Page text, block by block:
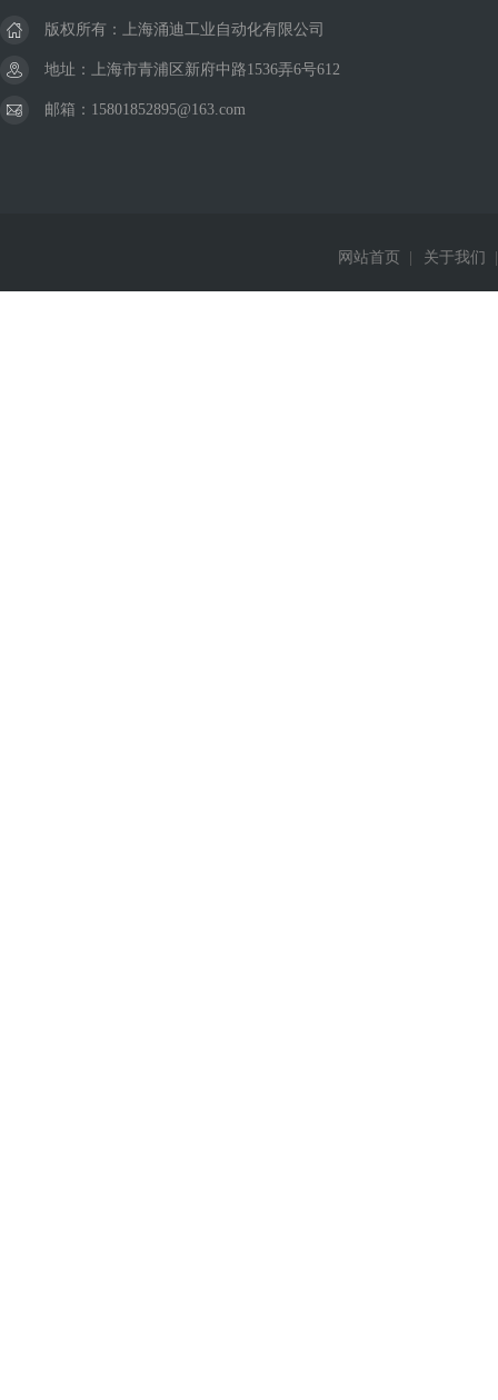
版权所有：上海涌迪工业自动化有限公司
地址：上海市青浦区新府中路1536弄6号612
邮箱：15801852895@163.com
网站首页 关于我们